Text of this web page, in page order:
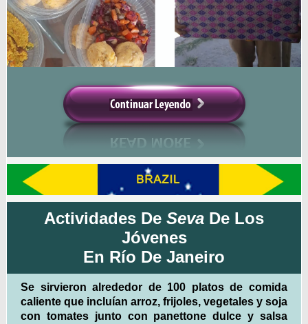
Actividades De Seva De Los
Jóvenes
En Río De Janeiro
Se sirvieron alrededor de 100 platos de comida
caliente que incluían arroz, frijoles, vegetales y soja
con tomates junto con panettone dulce y salsa